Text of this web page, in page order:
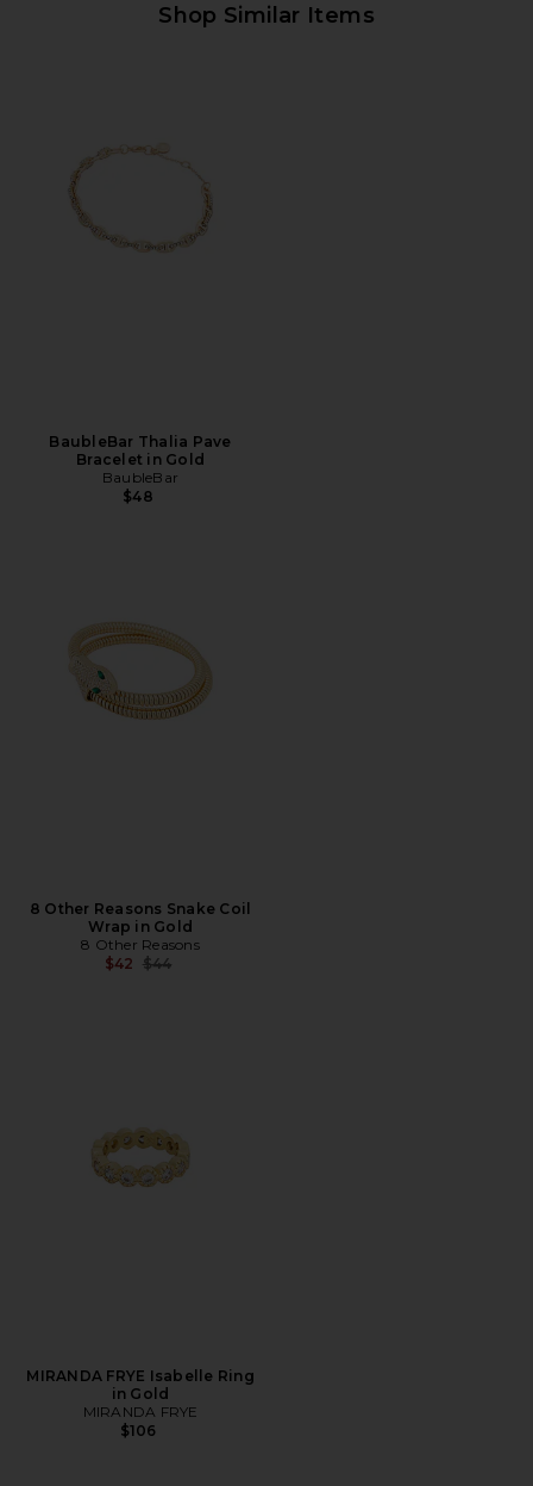
Shop Similar Items
BaubleBar Thalia Pave
Bracelet in Gold
BaubleBar
$48
8 Other Reasons Snake Coil
Wrap in Gold
8 Other Reasons
$42 전 가격:
$44
MIRANDA FRYE Isabelle Ring
in Gold
MIRANDA FRYE
$106